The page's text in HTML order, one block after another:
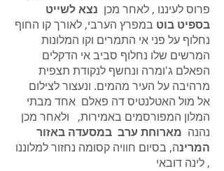
פרוס לעיננו , לאחר מכן נצא לשייט
בספיט בוט במפרץ הערבי, לאורך קו החוף
נחלוף על פני אי התמרים וקו המלונות
המרשים שלו נחלוף סביב אי הדקלים
הפאלם ג'ומרה ונחשף לנקודת תצפית
מרהיבה על העיר מהמים. ונעצור לצילום
אל מול האטלנטיס דה פאלם אחד מבתי
המלון המפורסמים באמירות, ולאחר מכן
נהנה מארוחת ערב במסעדה באזור
המרינה, בסיום חוויה קסומה נחזור למלוננו
, לינה דובאי